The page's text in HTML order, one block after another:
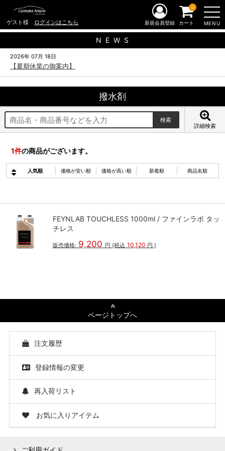
N E W S
2026年 07月 18日
【夏期休業の御案内】
ゲスト様 ログインはこちら MENU
新規会員登録 カート
0
撥水剤
詳細検索
1件の商品がございます。
人気順 価格が安い順 価格が高い順 新着順 商品名順
FEYNLAB TOUCHLESS 1000ml / ファインラボ タッ
チレス
販売価格: 9,200 円 (税込 10,120 円 )
ページトップへ
注文履歴
登録情報の変更
再入荷リスト
お気に入りアイテム